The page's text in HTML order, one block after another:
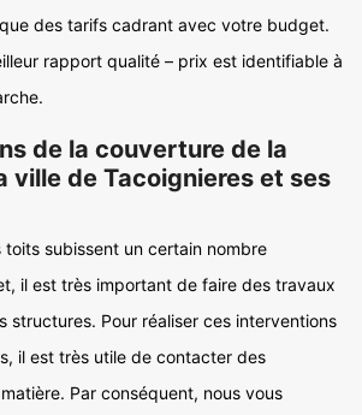
des tarifs cadrant avec votre budget.
rapport qualité – prix est identifiable à
de la couverture de la
ville de Tacoignieres et ses
subissent un certain nombre
il est très important de faire des travaux
structures. Pour réaliser ces interventions
il est très utile de contacter des
Par conséquent, nous vous